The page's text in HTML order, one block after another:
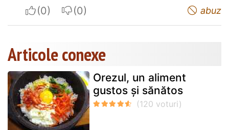
I apreciateI do not appreciate abuz
Articole conexe
Orezul, un aliment
gustos și sănătos